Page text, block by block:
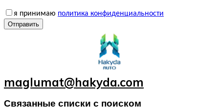
я принимаю политика конфиденциальности
Отправить
maglumat@hakyda.com
Связанные списки с поиском